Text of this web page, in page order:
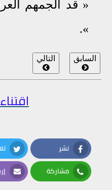
» قد ألجمهم
«
.
السابق التالي
نشر
Facebook
مشاركة
Whatsapp